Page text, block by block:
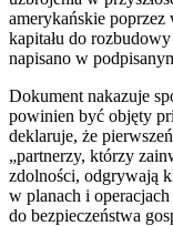
amerykańskie
kapitału do
napisano w
Dokument nakazuje
powinien być objęty
deklaruje, że
„partnerzy, którzy
zdolności, odgrywają
w planach i
do bezpieczeństwa